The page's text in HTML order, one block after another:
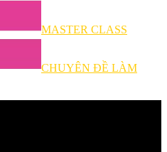
MASTER CLASS
CHUYÊN ĐỀ LÀM